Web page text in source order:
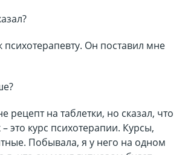
психотерапевту. Он поставил мне
рецепт на таблетки, но сказал, что
это курс психотерапии. Курсы,
Побывала, я у него на одном